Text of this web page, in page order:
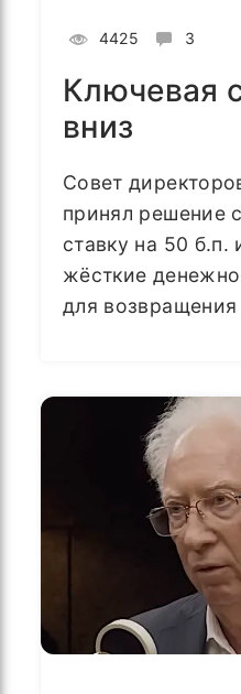
4425 3
Ключевая
вниз
Совет
принял решение
ставку на 50 б.п.
жёсткие
для